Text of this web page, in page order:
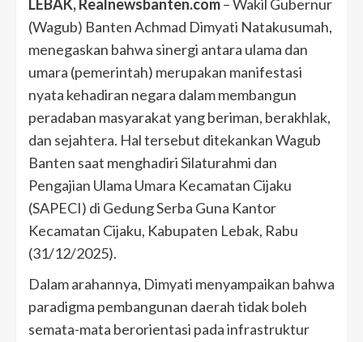
LEBAK, Realnewsbanten.com– ​Wakil Gubernur
(Wagub) Banten Achmad Dimyati Natakusumah,
menegaskan bahwa sinergi antara ulama dan
umara (pemerintah) merupakan manifestasi
nyata kehadiran negara dalam membangun
peradaban masyarakat yang beriman, berakhlak,
dan sejahtera. Hal tersebut ditekankan Wagub
Banten saat menghadiri Silaturahmi dan
Pengajian Ulama Umara Kecamatan Cijaku
(SAPECI) di Gedung Serba Guna Kantor
Kecamatan Cijaku, Kabupaten Lebak, Rabu
(31/12/2025).
​Dalam arahannya, Dimyati menyampaikan bahwa
paradigma pembangunan daerah tidak boleh
semata-mata berorientasi pada infrastruktur